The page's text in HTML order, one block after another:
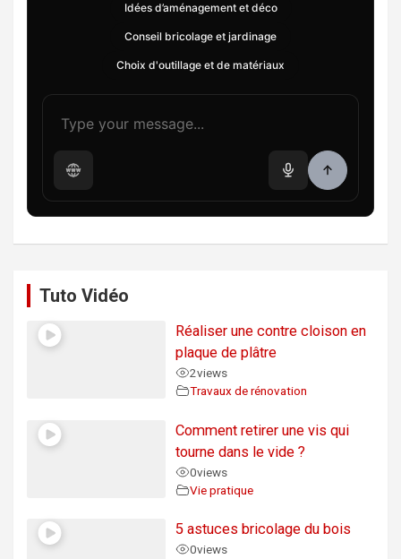
Idées d’aménagement et déco
Conseil bricolage et jardinage
Choix d'outillage et de matériaux
Tuto Vidéo
Réaliser une contre cloison en
plaque de plâtre
2views
Travaux de rénovation
Comment retirer une vis qui
tourne dans le vide ?
0views
Vie pratique
5 astuces bricolage du bois
0views